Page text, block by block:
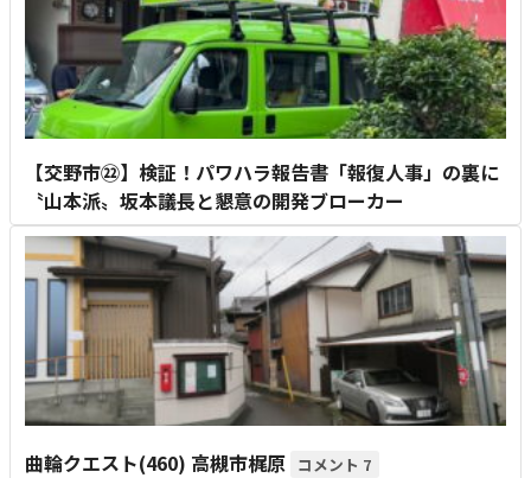
【交野市㉒】検証！パワハラ報告書「報復人事」の裏に
〝山本派〟坂本議長と懇意の開発ブローカー
曲輪クエスト(460) 高槻市梶原 7